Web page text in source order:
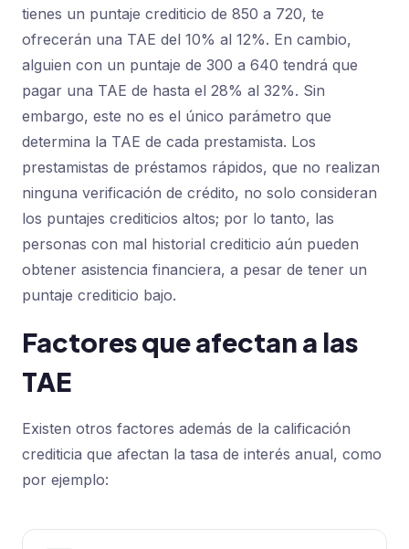
tienes un puntaje crediticio de 850 a 720, te
ofrecerán una TAE del 10% al 12%. En cambio,
alguien con un puntaje de 300 a 640 tendrá que
pagar una TAE de hasta el 28% al 32%. Sin
embargo, este no es el único parámetro que
determina la TAE de cada prestamista. Los
prestamistas de préstamos rápidos, que no realizan
ninguna verificación de crédito, no solo consideran
los puntajes crediticios altos; por lo tanto, las
personas con mal historial crediticio aún pueden
obtener asistencia financiera, a pesar de tener un
puntaje crediticio bajo.
Factores que afectan a las
TAE
Existen otros factores además de la calificación
crediticia que afectan la tasa de interés anual, como
por ejemplo: